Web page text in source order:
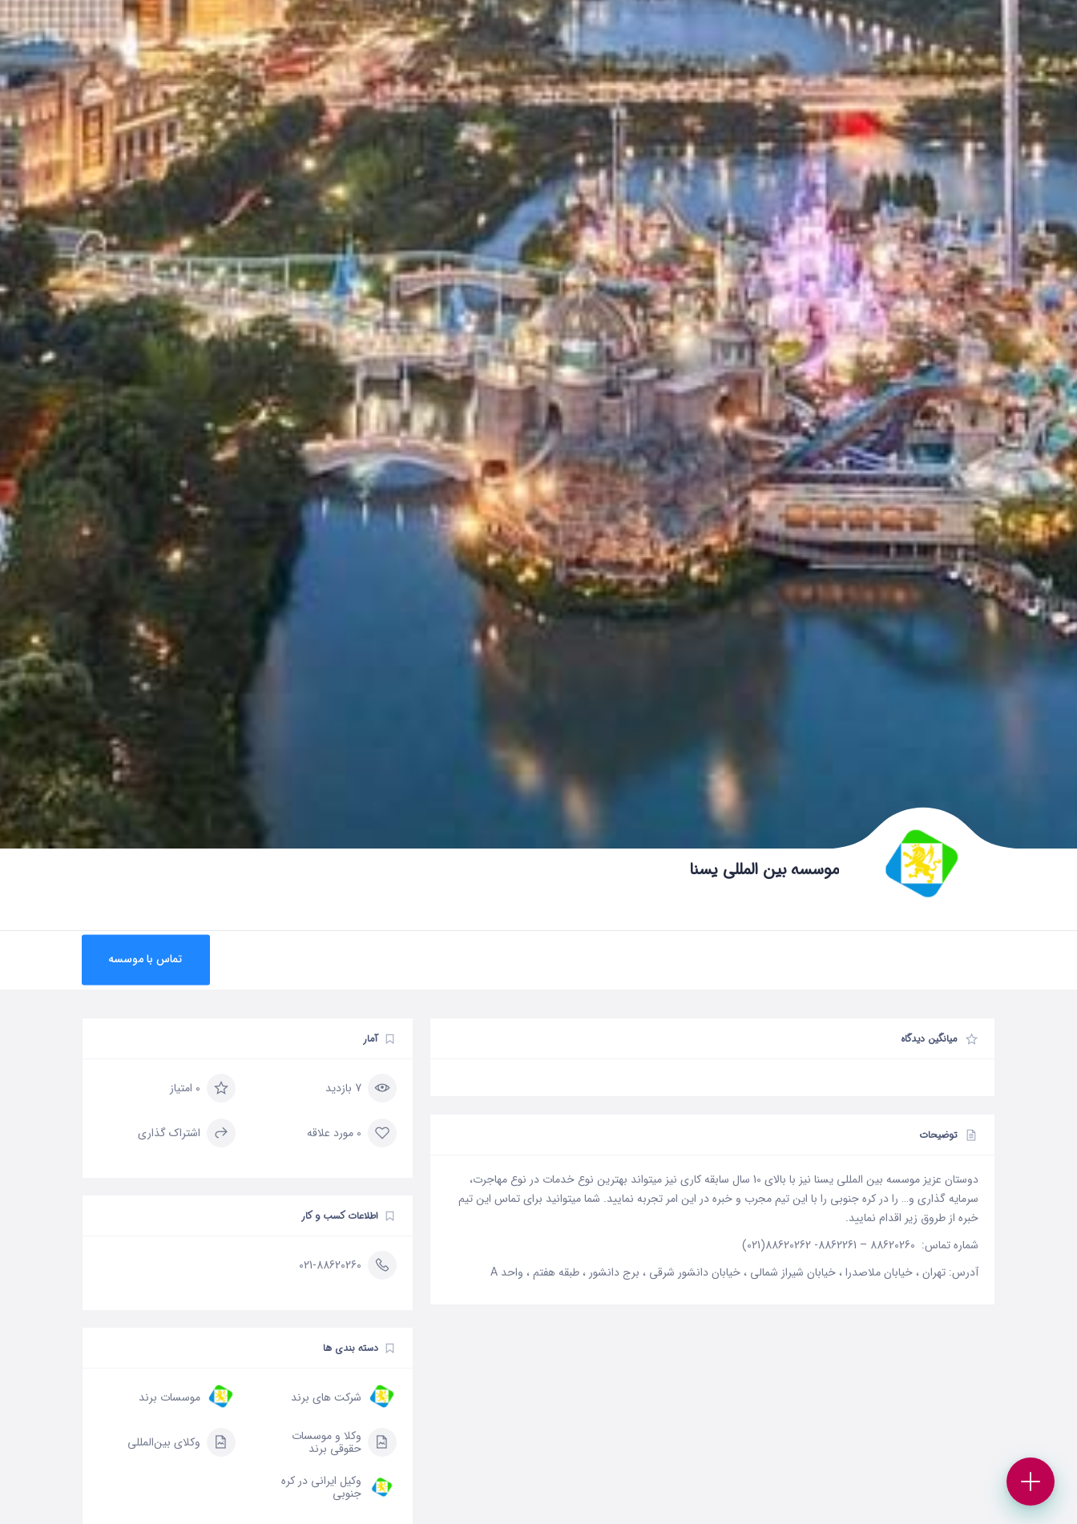
موسسه بین المللی یسنا
تماس با موسسه
میانگین دیدگاه
توضیحات
دوستان عزیز موسسه بین المللی یسنا نیز با بالای 10 سال سابقه کاری نیز میتواند بهترین نوع خدمات در نوع مهاجرت،
سرمایه گذاری و… را در کره جنوبی را با این تیم مجرب و خبره در این امر تجربه نمایید. شما میتوانید برای تماس این تیم
خبره از طروق زیر اقدام نمایید.
شماره تماس: 88620260 – 8862261- 88620262(021)
آدرس: تهران ، خیابان ملاصدرا ، خیابان شیراز شمالی ، خیابان دانشور شرقی ، برج دانشور ، طبقه هفتم ، واحد A
آمار
7 بازدید 0 امتیاز
0 مورد علاقه اشتراک گذاری
اطلاعات کسب و کار
021-88620260
دسته بندی ها
شرکت های برند موسسات برند
وکلا و موسسات
حقوقی برند وکلای بین‌المللی
وکیل ایرانی در کره
جنوبی